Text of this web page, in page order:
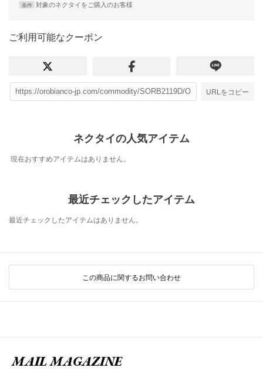
条件 対象のネクタイをご購入のお客様
ご利用可能なクーポン
URLをコピー
ネクタイの人気アイテム
現在おすすめアイテムはありません。
最近チェックしたアイテム
最近チェックしたアイテムはありません。
この商品に関するお問い合わせ
MAIL MAGAZINE